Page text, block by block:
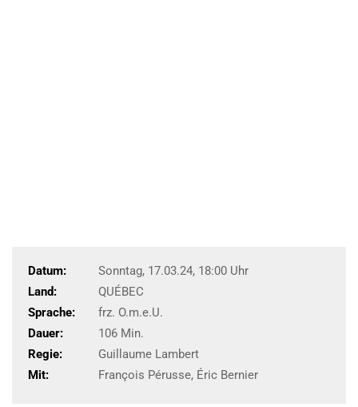
Datum:
Sonntag, 17.03.24, 18:00 Uhr
Land:
QUÉBEC
Sprache:
frz. O.m.e.U.
Dauer:
106 Min.
Regie:
Guillaume Lambert
Mit:
François Pérusse, Éric Bernier